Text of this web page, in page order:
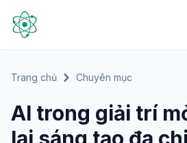
Trang chủ Chuyên mục
AI trong giải trí